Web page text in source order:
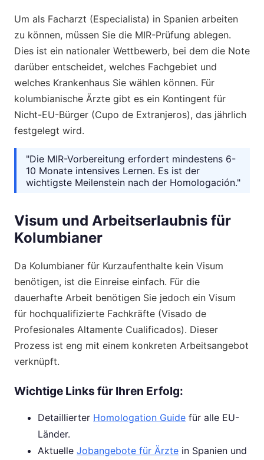
Um als Facharzt (Especialista) in Spanien arbeiten
zu können, müssen Sie die MIR-Prüfung ablegen.
Dies ist ein nationaler Wettbewerb, bei dem die Note
darüber entscheidet, welches Fachgebiet und
welches Krankenhaus Sie wählen können. Für
kolumbianische Ärzte gibt es ein Kontingent für
Nicht-EU-Bürger (Cupo de Extranjeros), das jährlich
festgelegt wird.
"Die MIR-Vorbereitung erfordert mindestens 6-
10 Monate intensives Lernen. Es ist der
wichtigste Meilenstein nach der Homologación."
Visum und Arbeitserlaubnis für
Kolumbianer
Da Kolumbianer für Kurzaufenthalte kein Visum
benötigen, ist die Einreise einfach. Für die
dauerhafte Arbeit benötigen Sie jedoch ein Visum
für hochqualifizierte Fachkräfte (Visado de
Profesionales Altamente Cualificados). Dieser
Prozess ist eng mit einem konkreten Arbeitsangebot
verknüpft.
Wichtige Links für Ihren Erfolg:
Detaillierter Homologation Guide für alle EU-
Länder.
Aktuelle Jobangebote für Ärzte in Spanien und